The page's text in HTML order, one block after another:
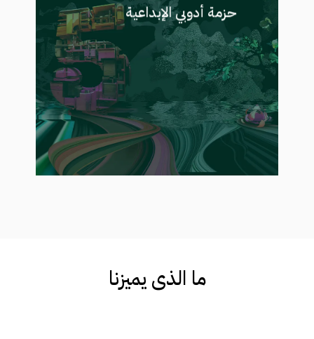
حزمة أدوبي الإبداعية
تُستخدم لإعداد العروض التقديمية
الاحترافية والوثائق البصرية والتواصل
التصميمي، بما يدعم وضوح مراجعات
المشروع وتعزيز التعاون بين جميع
الأطراف المعنية.
ما الذي یمیزنا